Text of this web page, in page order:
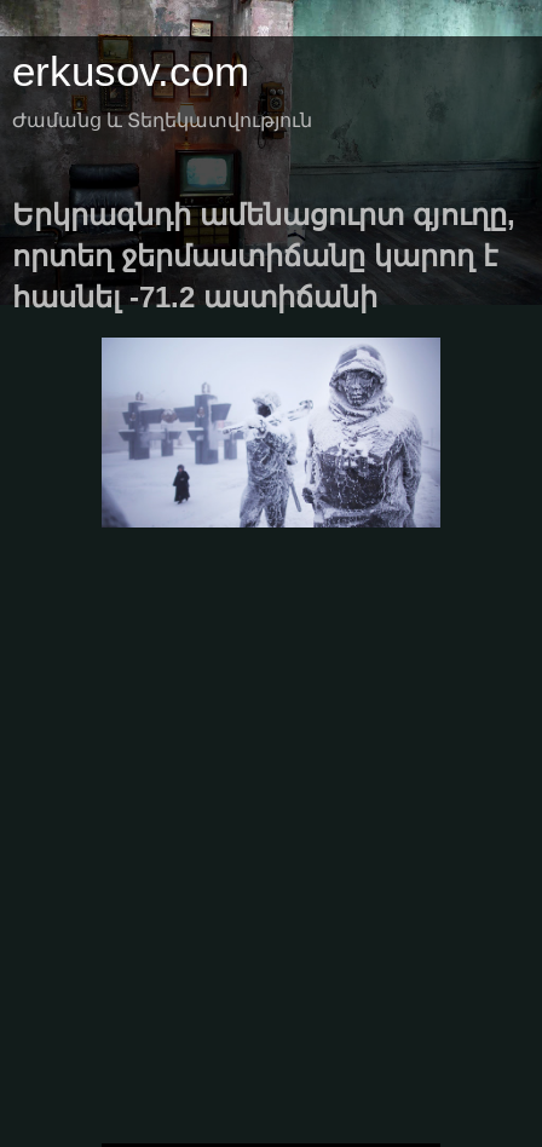
erkusov.com
Ժամանց և Տեղեկատվություն
Երկրագնդի ամենացուրտ գյուղը,
որտեղ ջերմաստիճանը կարող է
հասնել -71.2 աստիճանի